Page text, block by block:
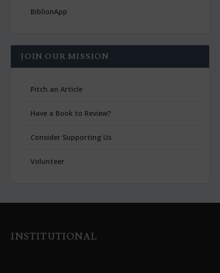
BiblionApp
JOIN OUR MISSION
Pitch an Article
Have a Book to Review?
Consider Supporting Us
Volunteer
INSTITUTIONAL